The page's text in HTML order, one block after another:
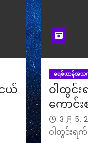
ငယ်
ခရစ်ယာန်အသ
ဝါတွင်
ကောင်း
3 月 5,
ဝါတွင်းရ